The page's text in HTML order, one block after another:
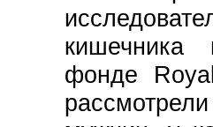
кишечника
фонде